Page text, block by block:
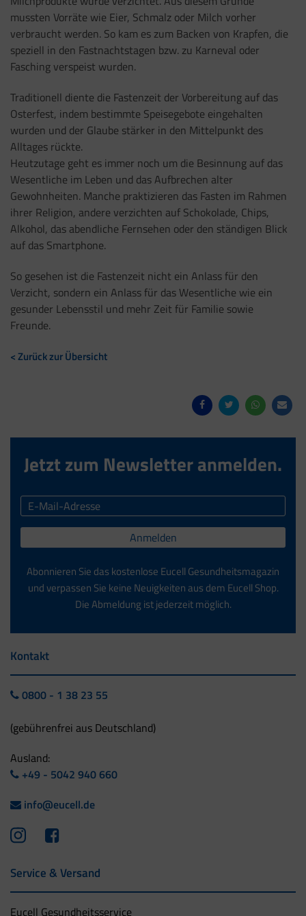
mussten Vorräte wie Eier, Schmalz oder Milch vorher
verbraucht werden. So kam es zum Backen von Krapfen, die
speziell in den Fastnachtstagen bzw. zu Karneval oder
Fasching verspeist wurden.
Traditionell diente die Fastenzeit der Vorbereitung auf das
Osterfest, indem bestimmte Speisegebote eingehalten
wurden und der Glaube stärker in den Mittelpunkt des
Alltages rückte.
Heutzutage geht es immer noch um die Besinnung auf das
Wesentliche im Leben und das Aufbrechen alter
Gewohnheiten. Manche praktizieren das Fasten im Rahmen
ihrer Religion, andere verzichten auf Schokolade, Chips,
Alkohol, das abendliche Fernsehen oder den ständigen Blick
auf das Smartphone.
So gesehen ist die Fastenzeit nicht ein Anlass für den
Verzicht, sondern ein Anlass für das Wesentliche wie ein
gesunder Lebensstil und mehr Zeit für Familie sowie
Freunde.
< Zurück zur Übersicht
Jetzt zum Newsletter anmelden.
Anmelden
Abonnieren Sie das kostenlose Eucell Gesundheitsmagazin
und verpassen Sie keine Neuigkeiten aus dem Eucell Shop.
Die Abmeldung ist jederzeit möglich.
Kontakt
0800 - 1 38 23 55
(gebührenfrei aus Deutschland)
Ausland:
+49 - 5042 940 660
info@eucell.de
Service & Versand
Eucell Gesundheitsservice